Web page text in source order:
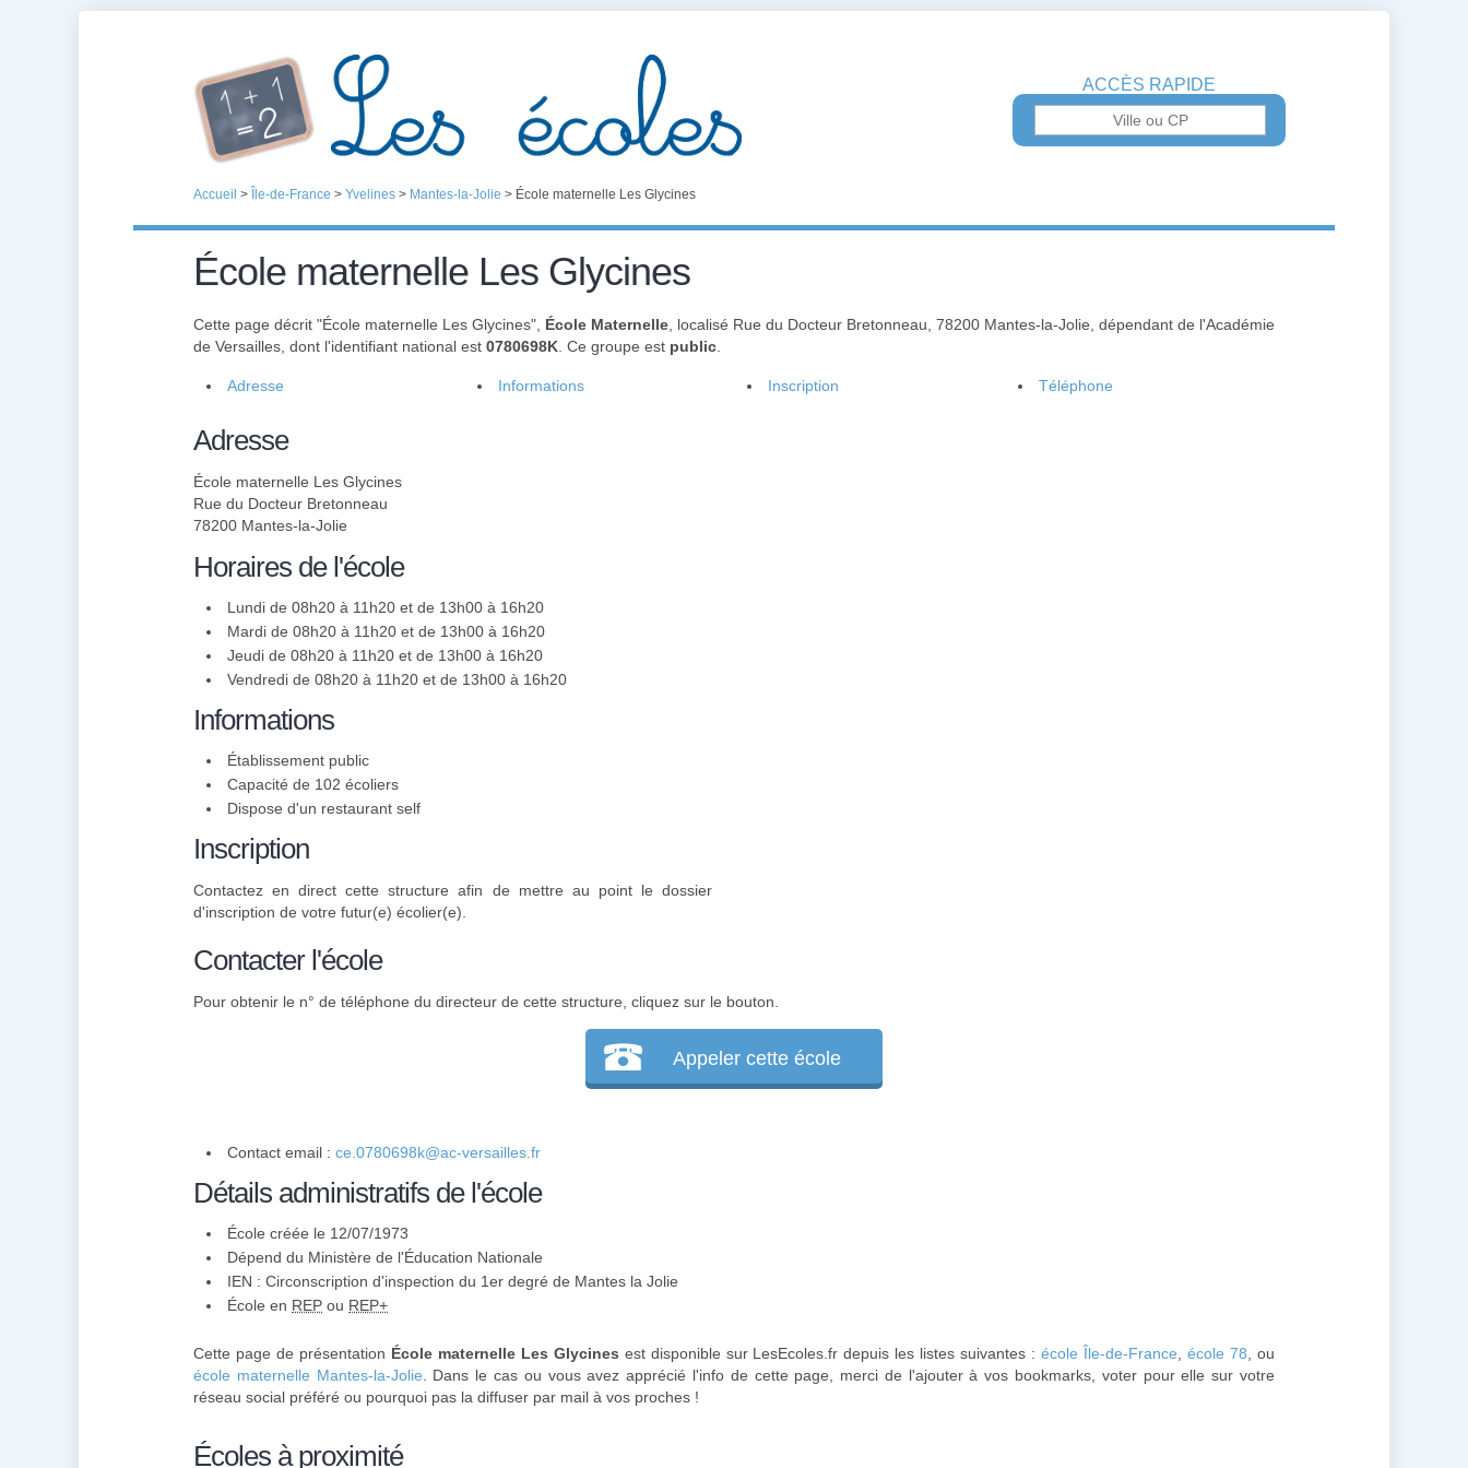
ACCÈS RAPIDE
Accueil > Île-de-France > Yvelines > Mantes-la-Jolie > École maternelle Les Glycines
École maternelle Les Glycines
Cette page décrit "École maternelle Les Glycines", École Maternelle , localisé Rue du Docteur Bretonneau, 78200 Mantes-la-Jolie, dépendant de l'Académie
de Versailles, dont l'identifiant national est 0780698K . Ce groupe est public
Adresse Informations Inscription Téléphone
Adresse
École maternelle Les Glycines
Rue du Docteur Bretonneau
78200 Mantes-la-Jolie
Horaires de l'école
Lundi de 08h20 à 11h20 et de 13h00 à 16h20
Mardi de 08h20 à 11h20 et de 13h00 à 16h20
Jeudi de 08h20 à 11h20 et de 13h00 à 16h20
Vendredi de 08h20 à 11h20 et de 13h00 à 16h20
Informations
Établissement public
Capacité de 102 écoliers
Dispose d'un restaurant self
Inscription
Contactez en direct cette structure afin de mettre au point le dossier
d'inscription de votre futur(e) écolier(e).
Contacter l'école
Pour obtenir le n° de téléphone du directeur de cette structure, cliquez sur le bouton.
Appeler cette école
Contact email : ce.0780698k@ac-versailles.fr
Détails administratifs de l'école
École créée le 12/07/1973
Dépend du Ministère de l'Éducation Nationale
IEN : Circonscription d'inspection du 1er degré de Mantes la Jolie
École en REP ou REP+
Cette page de présentation École maternelle Les Glycines est disponible sur LesEcoles.fr depuis les listes suivantes :école Île-de-France ,école 78 , ou
école maternelle Mantes-la-Jolie . Dans le cas ou vous avez apprécié l'info de cette page, merci de l'ajouter à vos bookmarks, voter pour elle sur votre
réseau social préféré ou pourquoi pas la diffuser par mail à vos proches !
Écoles à proximité